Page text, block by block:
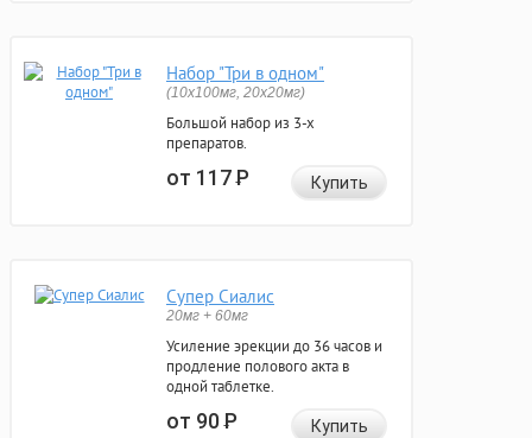
Набор "Три в одном"
(10x100мг, 20x20мг)
Большой набор из 3-х
препаратов.
от 117Р Купить
Супер Сиалис
20мг + 60мг
Усиление эрекции до 36 часов и
продление полового акта в
одной таблетке.
от 90Р Купить